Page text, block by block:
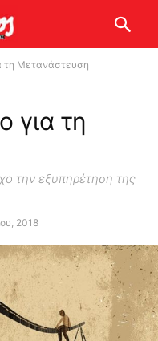
τη Μετανάστευση
για τη
την εξυπηρέτηση της
2018